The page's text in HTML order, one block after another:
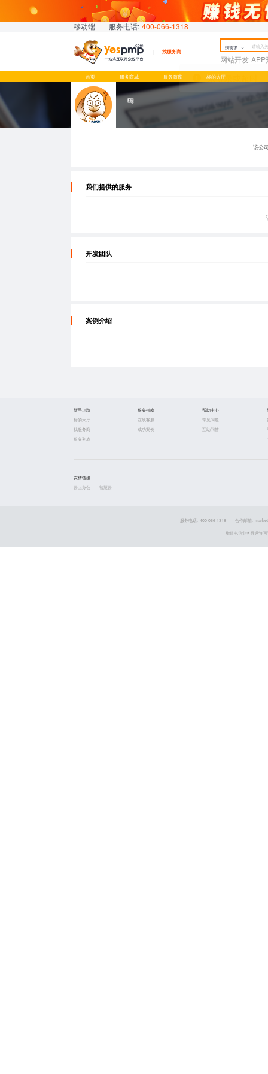
移动端 服务电话:400-066-1318
找服务商
找需求
网站开发 APP
首页 服务商城 服务商库 标的大厅
该公
我们提供的服务
开发团队
案例介绍
新手上路
标的大厅
找服务商
服务列表
服务指南
在线客服
成功案例
帮助中心
常见问题
互助问答
友情链接
云上办公
智慧云
服务电话: 400-066-1318 合作邮箱:
增值电信业务经营许